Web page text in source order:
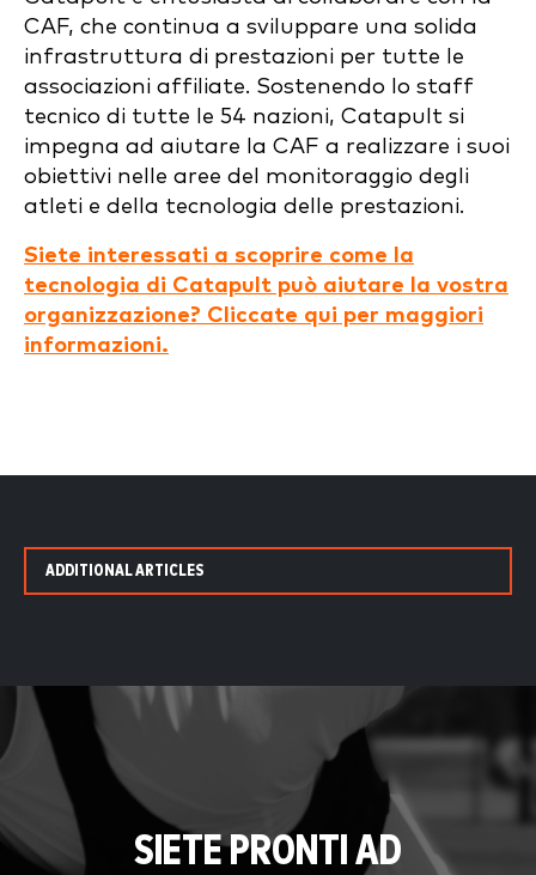
CAF, che continua a sviluppare una solida
infrastruttura di prestazioni per tutte le
associazioni affiliate. Sostenendo lo staff
tecnico di tutte le 54 nazioni, Catapult si
impegna ad aiutare la CAF a realizzare i suoi
obiettivi nelle aree del monitoraggio degli
atleti e della tecnologia delle prestazioni.
Siete interessati a scoprire come la
tecnologia di Catapult può aiutare la vostra
organizzazione? Cliccate qui per maggiori
informazioni.
ADDITIONAL ARTICLES
SIETE PRONTI AD